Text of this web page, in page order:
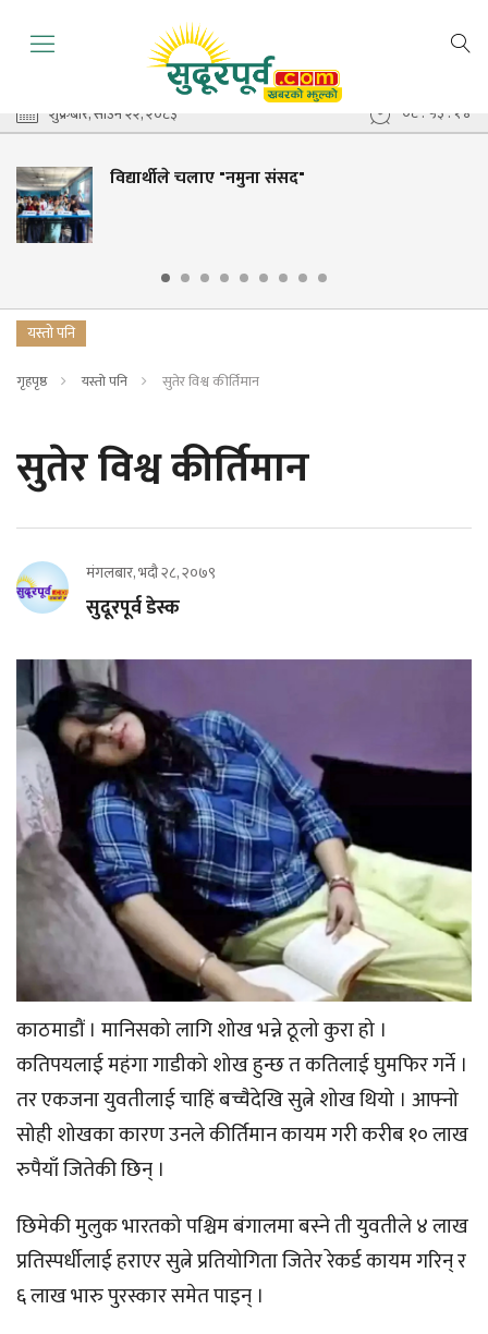
शुक्रबार, साउन २२, २०८३ ०८ : ५३ : १५
विद्यार्थीले चलाए "नमुना संसद"
यस्तो पनि
गृहपृष्ठ यस्तो पनि सुतेर विश्व कीर्तिमान
सुतेर विश्व कीर्तिमान
मंगलबार, भदौ २८, २०७९
सुदूरपूर्व डेस्क
काठमाडौं । मानिसको लागि शोख भन्ने ठूलो कुरा हो ।
कतिपयलाई महंगा गाडीको शोख हुन्छ त कतिलाई घुमफिर गर्ने ।
तर एकजना युवतीलाई चाहिं बच्चैदेखि सुत्ने शोख थियो । आफ्नो
सोही शोखका कारण उनले कीर्तिमान कायम गरी करीब १० लाख
रुपैयाँ जितेकी छिन् ।
छिमेकी मुलुक भारतको पश्चिम बंगालमा बस्ने ती युवतीले ४ लाख
प्रतिस्पर्धीलाई हराएर सुत्ने प्रतियोगिता जितेर रेकर्ड कायम गरिन् र
६ लाख भारु पुरस्कार समेत पाइन् ।